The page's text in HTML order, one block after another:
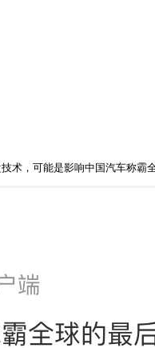
术，可能是影响中国汽车称霸